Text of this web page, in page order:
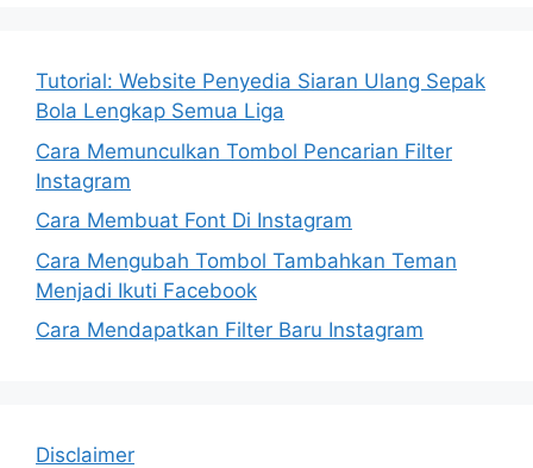
Tutorial: Website Penyedia Siaran Ulang Sepak
Bola Lengkap Semua Liga
Cara Memunculkan Tombol Pencarian Filter
Instagram
Cara Membuat Font Di Instagram
Cara Mengubah Tombol Tambahkan Teman
Menjadi Ikuti Facebook
Cara Mendapatkan Filter Baru Instagram
Disclaimer